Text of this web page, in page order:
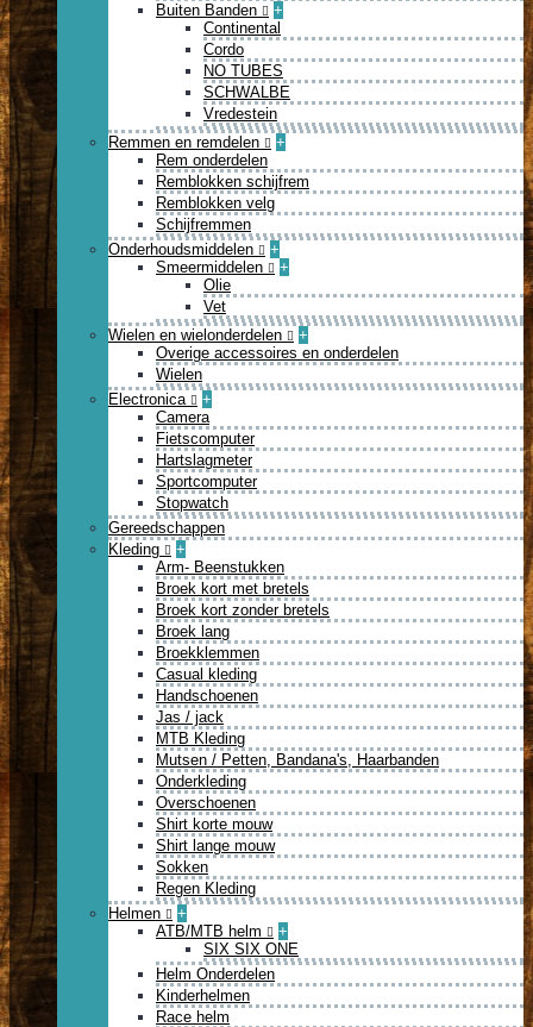
Buiten Banden
+
Continental
Cordo
NO TUBES
SCHWALBE
Vredestein
Remmen en remdelen
+
Rem onderdelen
Remblokken schijfrem
Remblokken velg
Schijfremmen
Onderhoudsmiddelen
+
Smeermiddelen
+
Olie
Vet
Wielen en wielonderdelen
+
Overige accessoires en onderdelen
Wielen
Electronica
+
Camera
Fietscomputer
Hartslagmeter
Sportcomputer
Stopwatch
Gereedschappen
Kleding
+
Arm- Beenstukken
Broek kort met bretels
Broek kort zonder bretels
Broek lang
Broekklemmen
Casual kleding
Handschoenen
Jas / jack
MTB Kleding
Mutsen / Petten, Bandana's, Haarbanden
Onderkleding
Overschoenen
Shirt korte mouw
Shirt lange mouw
Sokken
Regen Kleding
Helmen
+
ATB/MTB helm
+
SIX SIX ONE
Helm Onderdelen
Kinderhelmen
Race helm